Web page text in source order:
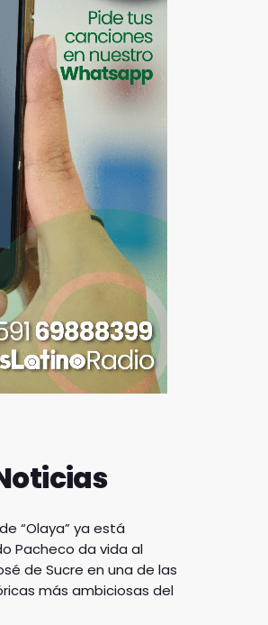
“Olaya” ya está
Pacheco da vida al
de Sucre en una de las
más ambiciosas del